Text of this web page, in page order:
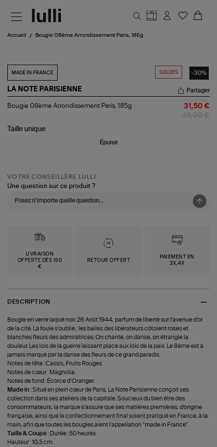
Accueil Bougie 08ème Arrondissement Paris, 185g
SOLDES -30%
MADE IN FRANCE
LA NOTE PARISIENNE
Bougie
Paris,
Partager
Bougie 08ème Arrondissement Paris, 185g 31,50 €
Taille unique
Épuisé
VOTRE CONSEILLÈRE LULLI
Une question sur ce produit ?
LIVRAISON
OFFERTE DÈS 150
€
RETOUR OFFERT
PAIEMENT EN
3X,4X
DESCRIPTION
Bougie en verre laqué noir. 26 Août 1944, parfum de liberté sur l’avenue d’or
de la cité. La foule s’oublie ; les balles des libérateurs côtoient roses et
blanches fleurs des admiratrices. On chante, on danse, on étrangle la
douleur. Les lois de la guerre laissent place aux lois de la paix. Le 8ème est à
jamais marqué par la danse des fleurs de ce grand paradis.
Notes de tête : Cassis, Fruits Rouges.
Notes de cœur : Magnolia.
Notes de fond : Écorce d’Oranger.
Made in :Situé en plein cœur de Paris, La Note Parisienne conçoit ses
collection dans ses ateliers de la capitale. Soucieux du bien être des
consommateurs, la marque s'assure que ses matières premières, d'origine
française, ainsi que le confectionnement final soient pratiqué en France, à la
main, afin que toutes les bougies aient l'appellation "made in France".
Taille & Coupe : Durée : 50 heures.
Hauteur : 10,5 cm.